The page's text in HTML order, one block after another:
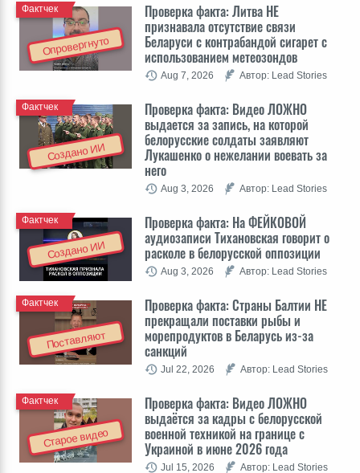
Опровергнуто
Проверка факта: Литва НЕ
признавала отсутствие связи
Беларуси с контрабандой сигарет с
использованием метеозондов
Фактчек
Aug 7, 2026 Автор: Lead Stories
Создано ИИ
Проверка факта: Видео ЛОЖНО
выдается за запись, на которой
белорусские солдаты заявляют
Лукашенко о нежелании воевать за
него
Фактчек
Aug 3, 2026 Автор: Lead Stories
Создано ИИ
Проверка факта: На ФЕЙКОВОЙ
аудиозаписи Тихановская говорит о
расколе в белорусской оппозиции
Фактчек
Aug 3, 2026 Автор: Lead Stories
Поставляют
Проверка факта: Cтраны Балтии НЕ
прекращали поставки рыбы и
морепродуктов в Беларусь из-за
санкций
Фактчек
Jul 22, 2026 Автор: Lead Stories
Старое видео
Проверка факта: Видео ЛОЖНО
выдаётся за кадры с белорусской
военной техникой на границе с
Украиной в июне 2026 года
Фактчек
Jul 15, 2026 Автор: Lead Stories